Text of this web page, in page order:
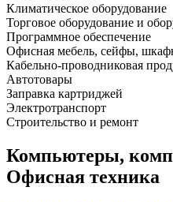
Климатическое оборудование
Торговое оборудование и
Программное обеспечение
Офисная мебель, сейфы,
Кабельно-проводниковая
Автотовары
Заправка картриджей
Электротранспорт
Строительство и ремонт
Компьютеры,
Офисная техника